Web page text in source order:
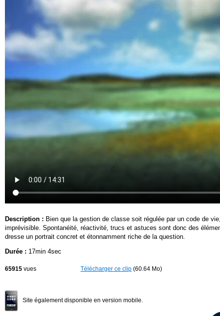
Description : Bien que la gestion de classe soit régulée par un code de
imprévisible. Spontanéité, réactivité, trucs et astuces sont donc des
dresse un portrait concret et étonnamment riche de la question.
Durée : 17min 4sec
65915 vues Télécharger ce clip (60.64 Mo)
Site également disponible en version mobile.